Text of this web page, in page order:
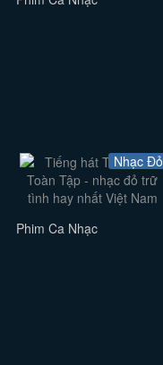
Nhạc Đỏ
Phim Ca Nhạc